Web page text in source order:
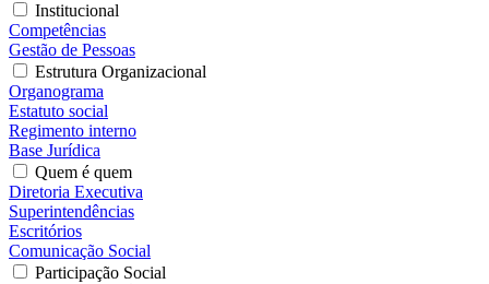
Institucional
Competências
Gestão de Pessoas
Estrutura Organizacional
Organograma
Estatuto social
Regimento interno
Base Jurídica
Quem é quem
Diretoria Executiva
Superintendências
Escritórios
Comunicação Social
Participação Social